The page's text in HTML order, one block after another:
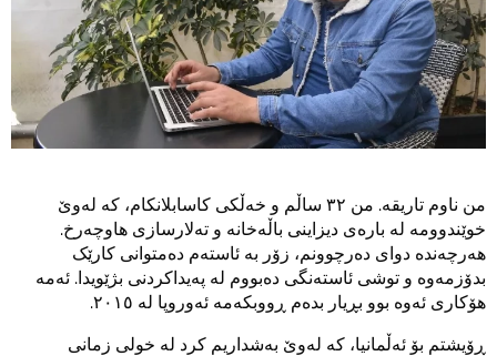
من ناوم تاریقە. من ٣٢ ساڵم و خەڵکی کاسابلانکام، کە لەوێ
خوێندوومە لە بارەی دیزاینی باڵەخانە و تەلارسازی هاوچەرخ.
هەرچەندە دوای دەرچوونم، زۆر بە ئاستەم دەمتوانی کارێک
بدۆزمەوە و توشی ئاستەنگی دەبووم لە پەیداکردنی بژێویدا. ئەمە
هۆکاری ئەوە بوو بڕیار بدەم ڕووبکەمە ئەوروپا لە ٢٠١٥.
ڕۆیشتم بۆ ئەڵمانیا، کە لەوێ بەشداریم کرد لە خولی زمانی